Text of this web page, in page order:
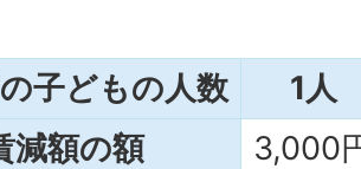
子どもの人数
1人
減額の額
3,000